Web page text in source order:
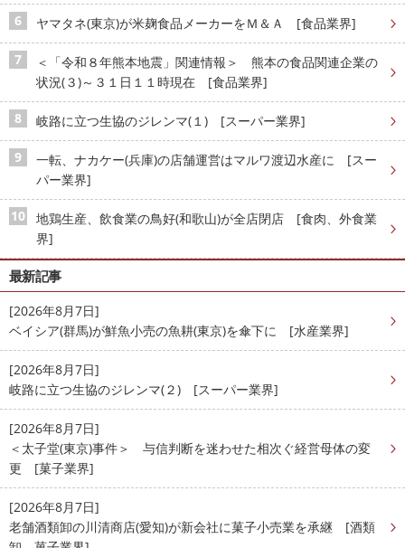
ヤマタネ(東京)が米麹食品メーカーをＭ＆Ａ [食品業界]
＜「令和８年熊本地震」関連情報＞ 熊本の食品関連企業の
状況(３)～３１日１１時現在 [食品業界]
岐路に立つ生協のジレンマ(１) [スーパー業界]
一転、ナカケー(兵庫)の店舗運営はマルワ渡辺水産に [スー
パー業界]
地鶏生産、飲食業の鳥好(和歌山)が全店閉店 [食肉、外食業
界]
最新記事
[2026年8月7日]
ベイシア(群馬)が鮮魚小売の魚耕(東京)を傘下に [水産業界]
[2026年8月7日]
岐路に立つ生協のジレンマ(２) [スーパー業界]
[2026年8月7日]
＜太子堂(東京)事件＞ 与信判断を迷わせた相次ぐ経営母体の変
更 [菓子業界]
[2026年8月7日]
老舗酒類卸の川清商店(愛知)が新会社に菓子小売業を承継 [酒類